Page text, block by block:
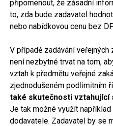
připomenout, že zásadní
to, zda bude zadavatel
nebo nabídkovou cenu bez
V případě zadávání
není nezbytné trvat na tom,
vztah k předmětu veřejné
zjednodušeném podlimitním
také skutečnosti vztahující
Je tak možné využít
dodavatele. Zadavatel by se